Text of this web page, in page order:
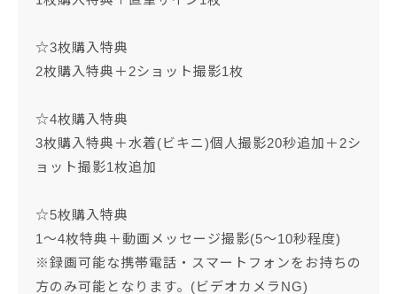
☆3枚購入特典
2枚購入特典＋2ショット撮影1枚
☆4枚購入特典
3枚購入特典＋水着(ビキニ)個人撮影20秒追加＋2シ
ョット撮影1枚追加
☆5枚購入特典
1～4枚特典＋動画メッセージ撮影(5～10秒程度)
※録画可能な携帯電話・スマートフォンをお持ちの
方のみ可能となります。(ビデオカメラNG)